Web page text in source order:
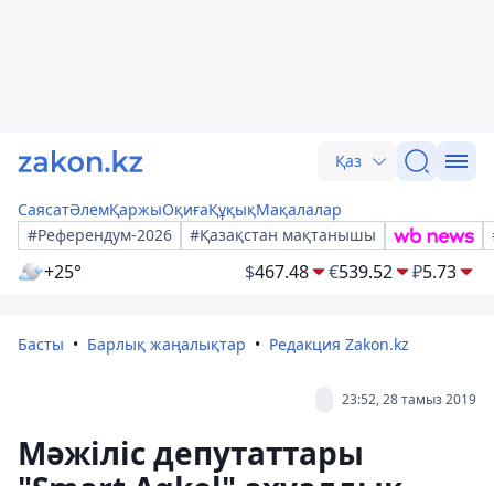
Қаз
СаясатӘлемҚаржыОқиғаҚұқықМақалалар
#Референдум-2026
#Қазақстан мақтанышы
+25° $467.48 €539.52 ₽5.73
Басты Барлық жаңалықтар Редакция Zakon.kz
23:52, 28 тамыз 2019
Мәжіліс депутаттары